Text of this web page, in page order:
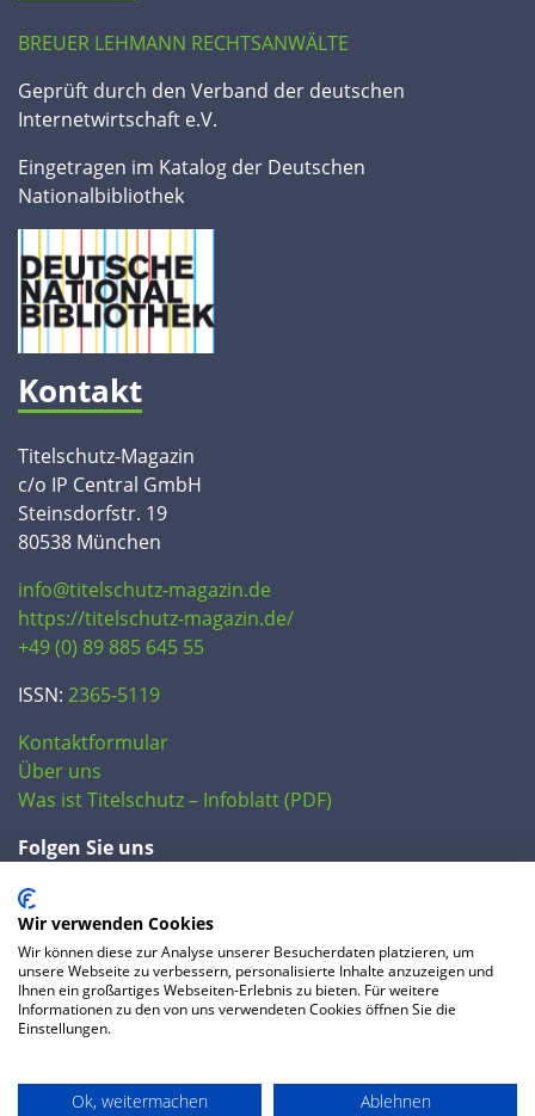
BREUER LEHMANN RECHTSANWÄLTE
Geprüft durch den Verband der deutschen
Internetwirtschaft e.V.
Eingetragen im Katalog der Deutschen
Nationalbibliothek
Kontakt
Titelschutz-Magazin
c/o IP Central GmbH
Steinsdorfstr. 19
80538 München
info@titelschutz-magazin.de
https://titelschutz-magazin.de/
+49 (0) 89 885 645 55
ISSN: 2365-5119
Kontaktformular
Über uns
Was ist Titelschutz – Infoblatt (PDF)
Folgen Sie uns
FAQ
Datenschutzerklärung AGB Preise
Wir verwenden Cookies
Wir können diese zur Analyse unserer Besucherdaten platzieren, um
unsere Webseite zu verbessern, personalisierte Inhalte anzuzeigen und
Ihnen ein großartiges Webseiten-Erlebnis zu bieten. Für weitere
Informationen zu den von uns verwendeten Cookies öffnen Sie die
Einstellungen.
Ok, weitermachen Ablehnen